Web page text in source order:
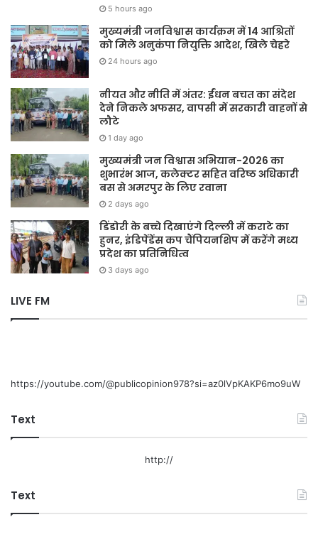
5 hours ago
मुख्यमंत्री जनविश्वास कार्यक्रम में 14 आश्रितों
को मिले अनुकंपा नियुक्ति आदेश, खिले चेहरे
24 hours ago
नीयत और नीति में अंतर: ईंधन बचत का संदेश
देने निकले अफसर, वापसी में सरकारी वाहनों से
लौटे
1 day ago
मुख्यमंत्री जन विश्वास अभियान-2026 का
शुभारंभ आज, कलेक्टर सहित वरिष्ठ अधिकारी
बस से अमरपुर के लिए रवाना
2 days ago
डिंडोरी के बच्चे दिखाएंगे दिल्ली में कराटे का
हुनर, इंडिपेंडेंस कप चैंपियनशिप में करेंगे मध्य
प्रदेश का प्रतिनिधित्व
3 days ago
LIVE FM
https://youtube.com/@publicopinion978?si=az0lVpKAKP6mo9uW
Text
http://
Text